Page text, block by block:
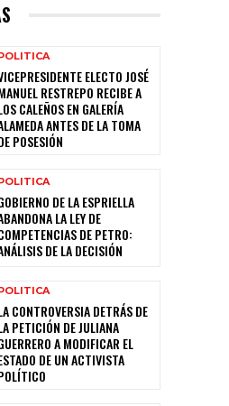
ELECTO JOSÉ
RESTREPO RECIBE A
CALEÑOS EN GALERÍA
ANTES DE LA TOMA
POSESIÓN
DE LA ESPRIELLA
LA LEY DE
DE PETRO:
DE LA DECISIÓN
CONTROVERSIA DETRÁS DE
PETICIÓN DE JULIANA
A MODIFICAR EL
DE UN ACTIVISTA